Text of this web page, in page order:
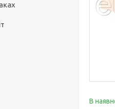
В